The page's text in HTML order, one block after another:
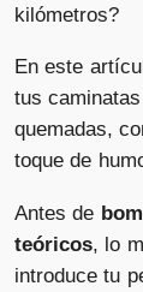
kilómetros?
En este
tus
quemadas,
toque de
Antes de
teóricos, lo
introduce tu